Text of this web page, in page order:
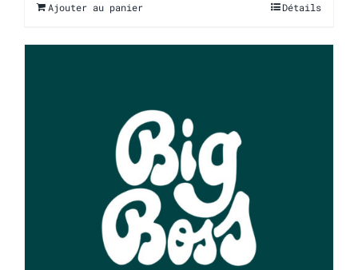
Ajouter au panier Détails